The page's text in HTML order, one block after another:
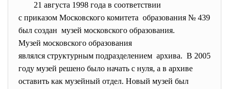
21 августа 1998 года в соответствии
с приказом Московского комитета образования № 439
был создан музей московского образования.
Музей московского образования
являлся структурным подразделением архива. В 2005
году музей решено было начать с нуля, а в архиве
оставить как музейный отдел. Новый музей был